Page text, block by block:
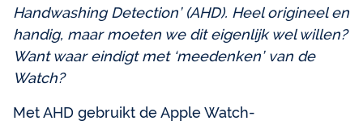
Handwashing Detection’ (AHD). Heel origineel en
handig, maar moeten we dit eigenlijk wel willen?
Want waar eindigt met ‘meedenken’ van de
Watch?
Met AHD gebruikt de Apple Watch-